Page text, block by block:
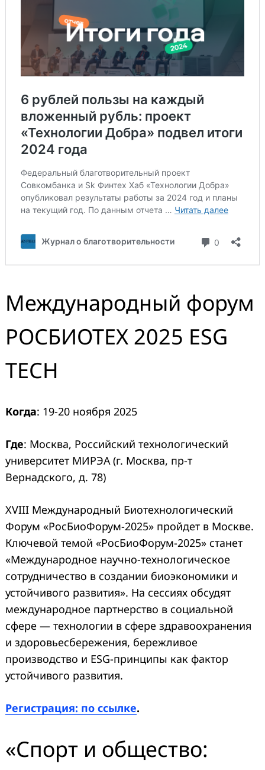
Международный форум
РОСБИОТЕХ 2025 ESG
TECH
Когда: 19-20 ноября 2025
Где: Москва, Российский технологический
университет МИРЭА (г. Москва, пр-т
Вернадского, д. 78)
XVIII Международный Биотехнологический
Форум «РосБиоФорум-2025» пройдет в Москве.
Ключевой темой «РосБиоФорум-2025» станет
«Международное научно-технологическое
сотрудничество в создании биоэкономики и
устойчивого развития». На сессиях обсудят
международное партнерство в социальной
сфере — технологии в сфере здравоохранения
и здоровьесбережения, бережливое
производство и ESG-принципы как фактор
устойчивого развития.
Регистрация: по ссылке.
«Спорт и общество:
Search
for: